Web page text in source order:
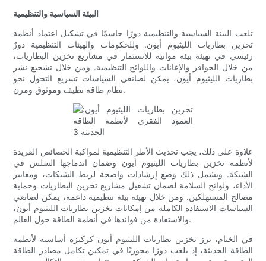
البيئة السياسية والتنظيمية
تلعب البيئة السياسية والتنظيمية دورًا حاسمًا في تشكيل اعتماد أنظمة
تخزين بطاريات الليثيوم أيون. وللحكومات والهيئات التنظيمية دورٌ
رئيسي في تهيئة بيئة مواتية للاستثمار في مشاريع تخزين البطاريات،
من خلال الحوافز والإعانات واللوائح التنظيمية. ومن خلال تشجيع نشر
بطاريات الليثيوم أيون، يمكن لصانعي السياسات تسريع التحول نحو
نظام طاقة نظيف وموثوق ومرن.
علاوة على ذلك، يجب تحديث الأطر التنظيمية لمواكبة الخصائص الفريدة
لأنظمة تخزين بطاريات الليثيوم أيون وضمان اندماجها السلس في
الشبكة. ويشمل ذلك وضع إرشادات واضحة لربط الشبكات، ومعايير
الأداء، ولوائح السلامة لضمان تشغيل مشاريع تخزين البطاريات وحماية
مصالح المستهلكين. ومن خلال تهيئة بيئة تنظيمية داعمة، يمكن لصانعي
السياسات الاستفادة الكاملة من إمكانات تخزين بطاريات الليثيوم أيون،
والاستفادة من فوائدها في أنظمة الطاقة حول العالم.
في الختام، برز تخزين بطاريات الليثيوم أيون كركيزة أساسية لأنظمة
الطاقة الحديثة، إذ يلعب دورًا محوريًا في تمكين تكامل مصادر الطاقة